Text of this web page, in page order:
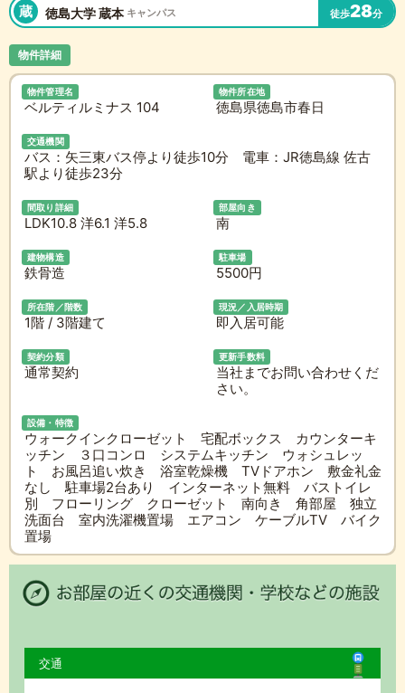
蔵 徳島大学 蔵本 キャンパス 徒歩28分
物件詳細
物件管理名
ベルティルミナス 104
物件所在地
徳島県徳島市春日
交通機関
バス：矢三東バス停より徒歩10分 電車：JR徳島線 佐古
駅より徒歩23分
間取り詳細
LDK10.8 洋6.1 洋5.8
部屋向き
南
建物構造
鉄骨造
駐車場
5500円
所在階／階数
1階 / 3階建て
現況／入居時期
即入居可能
契約分類
通常契約
更新手数料
当社までお問い合わせくだ
さい。
設備・特徴
ウォークインクローゼット 宅配ボックス カウンターキ
ッチン ３口コンロ システムキッチン ウォシュレッ
ト お風呂追い炊き 浴室乾燥機 TVドアホン 敷金礼金
なし 駐車場2台あり インターネット無料 バストイレ
別 フローリング クローゼット 南向き 角部屋 独立
洗面台 室内洗濯機置場 エアコン ケーブルTV バイク
置場
交通